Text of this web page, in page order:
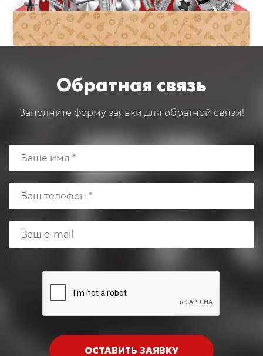
Обратная связь
Заполните форму заявки для обратной связи!
ОСТАВИТЬ ЗАЯВКУ